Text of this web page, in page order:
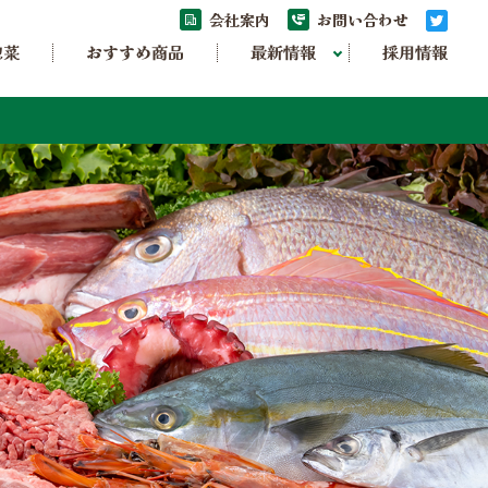
会社案内 お問い合わせ
おすすめ商品 最新情報 採用情報